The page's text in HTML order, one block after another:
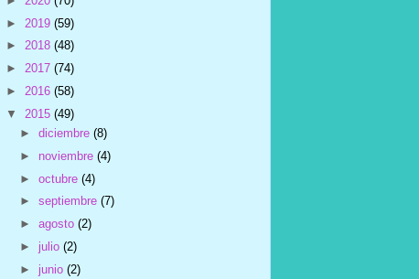
► 2019 (59)
► 2018 (48)
► 2017 (74)
► 2016 (58)
▼ 2015 (49)
►diciembre(8)
► noviembre(4)
►octubre(4)
►septiembre(7)
►agosto(2)
►julio(2)
►junio(2)